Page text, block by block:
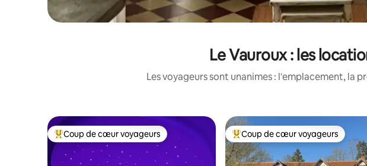
Le Vauroux : les
Les voyageurs sont unanimes : l'emplacement, la
Coup de cœur voyageurs parmi les plus aimés
Coup de cœur voyageurs Coup de cœur voyageurs parmi
Coup de cœur voyageurs